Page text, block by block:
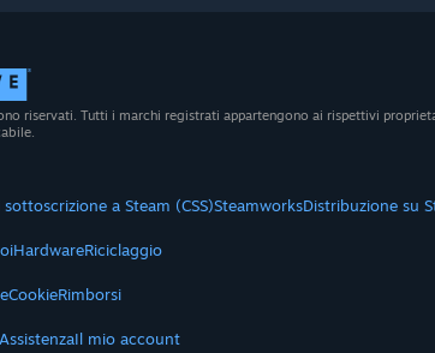
riservati. Tutti i marchi registrati appartengono ai rispettivi
a Steam (CSS)SteamworksDistribuzione su
HardwareRiciclaggio
CookieRimborsi
AssistenzaIl mio account